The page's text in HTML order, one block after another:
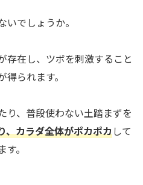
でしょうか。
存在し、ツボを刺激すること
られます。
り、普段使わない土踏まずを
、カラダ全体がポカポカして
。